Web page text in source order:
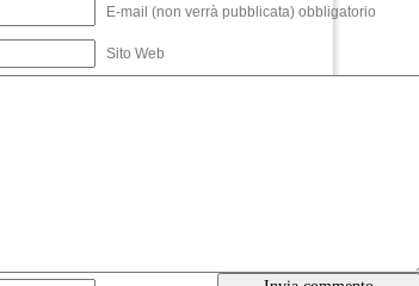
E-mail (non verrà pubblicata) obbligatorio
Sito Web